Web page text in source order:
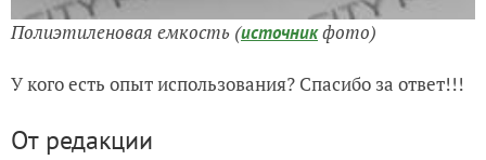
Полиэтиленовая емкость (источникфото)
У кого есть опыт использования? Спасибо за ответ!!!
От редакции